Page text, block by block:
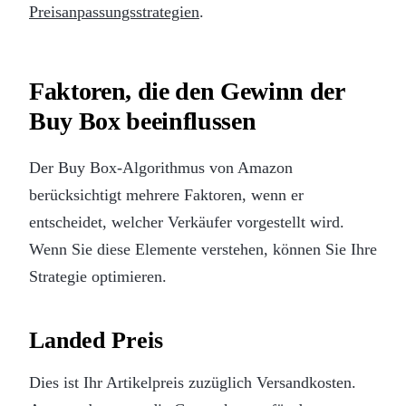
Preisanpassungsstrategien.
Faktoren, die den Gewinn der
Buy Box beeinflussen
Der Buy Box-Algorithmus von Amazon
berücksichtigt mehrere Faktoren, wenn er
entscheidet, welcher Verkäufer vorgestellt wird.
Wenn Sie diese Elemente verstehen, können Sie Ihre
Strategie optimieren.
Landed Preis
Dies ist Ihr Artikelpreis zuzüglich Versandkosten.